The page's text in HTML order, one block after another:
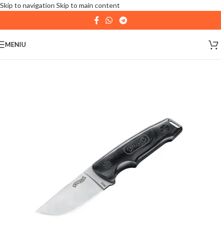
Skip to navigation Skip to main content
| 📦 Program livrari|In perioada11 August - 18
August,
MENIU